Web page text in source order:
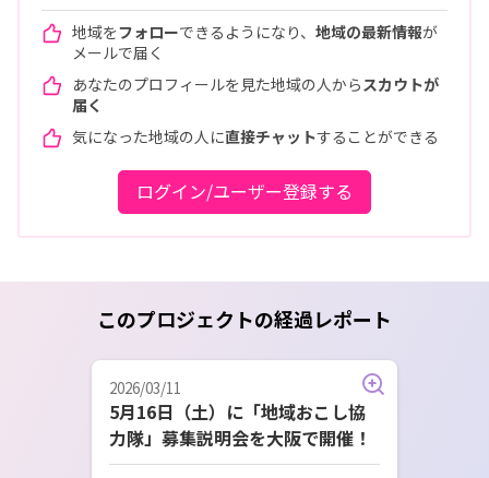
地域をフォローできるようになり、 地域の最新情報が
メールで届く
あなたのプロフィールを見た地域の人から スカウトが
届く
気になった地域の人に直接チャットすることができる
ログイン/ユーザー登録する
このプロジェクトの経過レポート
2026/03/11
5月16日（土）に「地域おこし協
力隊」募集説明会を大阪で開催！